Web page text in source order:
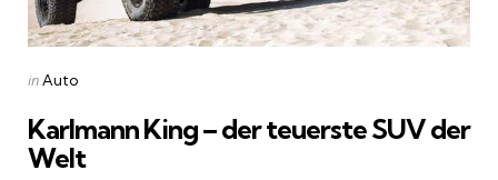
Categories
Posted
inAuto
Karlmann King – der teuerste SUV der
Welt